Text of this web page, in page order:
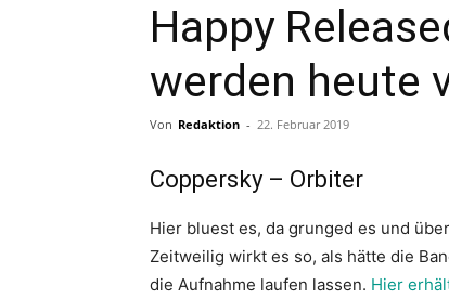
Happy
werden heute
Von Redaktion - 22. Februar 2019
Coppersky – Orbiter
Hier bluest es, da grunged es und
Zeitweilig wirkt es so, als hätte die
die Aufnahme laufen lassen. Hier